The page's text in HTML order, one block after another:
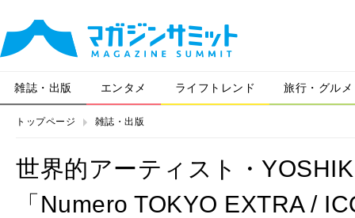
雑誌・出版 エンタメ ライフトレンド 旅行・グルメ
トップページ 雑誌・出版
世界的アーティスト・
「Numero TOKYO EXTRA /